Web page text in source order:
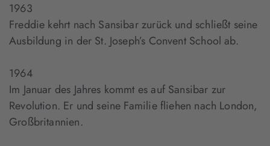
1963
Freddie kehrt nach Sansibar zurück und schließt seine
Ausbildung in der St. Joseph’s Convent School ab.
1964
Im Januar des Jahres kommt es auf Sansibar zur
Revolution. Er und seine Familie fliehen nach London,
Großbritannien.